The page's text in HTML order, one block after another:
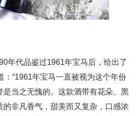
年代品鉴过1961年宝马后，给出了
：“1961年宝马一直被视为这个年份
是当之无愧的。这款酒带有花朵、黑
的非凡香气，甜美而又复杂，口感浓